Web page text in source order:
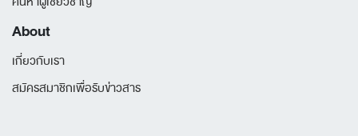
About
เกี่ยวกับเรา
สมัครสมาชิกเพื่อรับข่าวสาร